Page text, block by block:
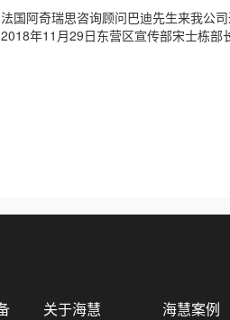
法国阿奇瑞思咨询顾问巴迪先生来我公
2018年11月29日东营区宣传部宋士栋部
关于海慧 海慧案例